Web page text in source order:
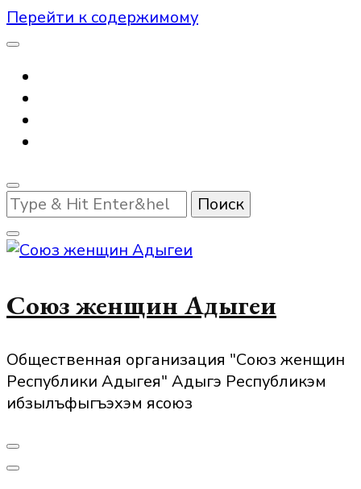
Перейти к содержимому
Ищите
что-
то?
Союз женщин Адыгеи
Общественная организация "Союз женщин
Республики Адыгея" Адыгэ Республикэм
ибзылъфыгъэхэм ясоюз